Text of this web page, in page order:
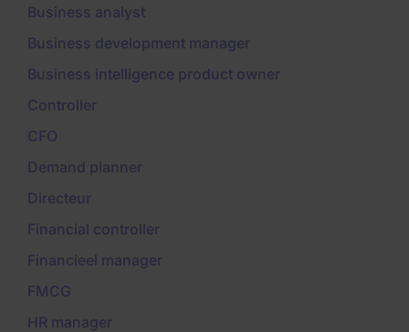
Business analyst
Business development manager
Business intelligence product owner
Controller
CFO
Demand planner
Directeur
Financial controller
Financieel manager
FMCG
HR manager